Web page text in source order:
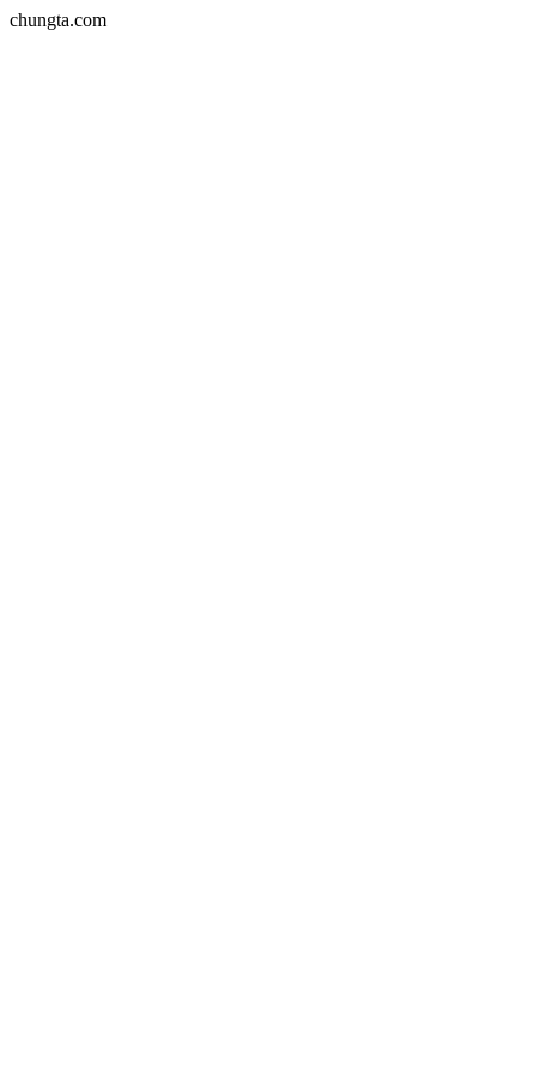
chungta.com